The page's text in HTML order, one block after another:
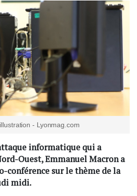
- Lyonmag.com
informatique qui a
Ouest, Emmanuel Macron a
conférence sur le thème de la
midi.